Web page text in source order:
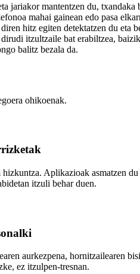
jariakor mantentzen du, txandaka
mahai gainean edo pasa
hitz egiten detektatzen du eta
itzultzaile bat erabiltzea,
balitz bezala da.
ohikoenak.
Aplikazioak asmatzen
itzuli behar duen.
aurkezpena, hornitzailearen
ez itzulpen-tresnan.